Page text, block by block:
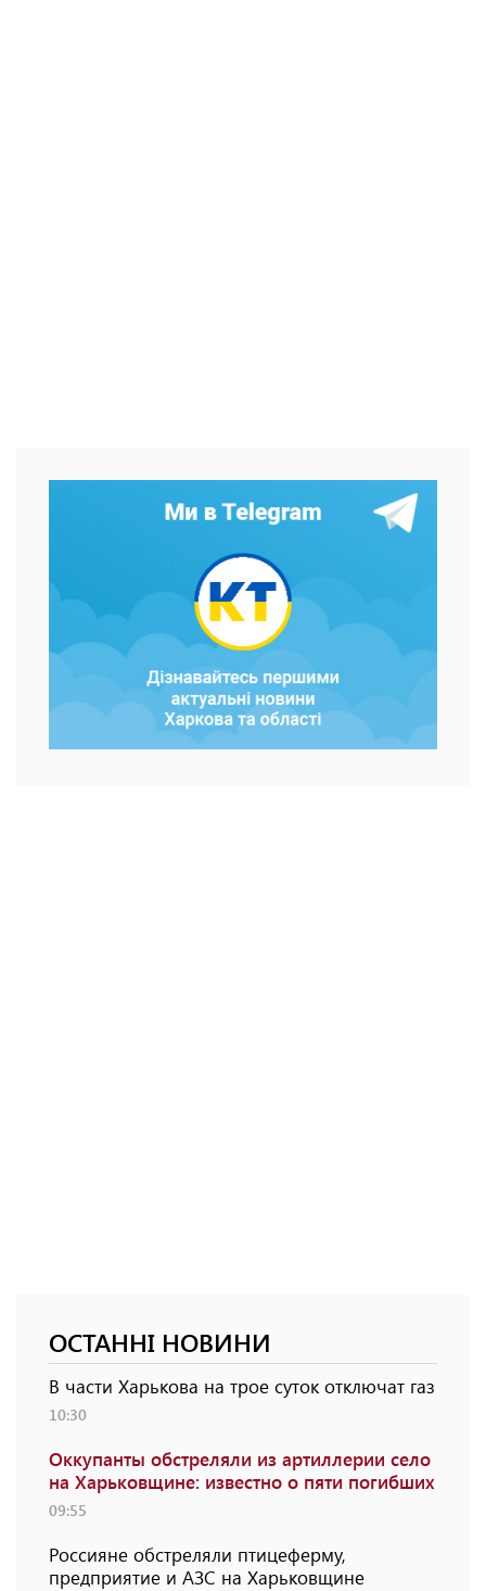
ОСТАННІ НОВИНИ
В части Харькова на трое суток отключат газ
10:30
Оккупанты обстреляли из артиллерии село
на Харьковщине: известно о пяти погибших
09:55
Россияне обстреляли птицеферму,
предприятие и АЗС на Харьковщине